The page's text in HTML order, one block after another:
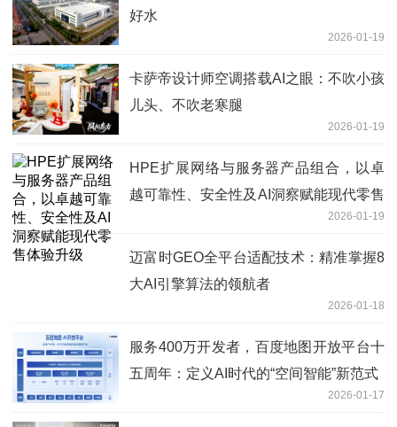
好水
2026-01-19
卡萨帝设计师空调搭载AI之眼：不吹小孩
儿头、不吹老寒腿
2026-01-19
HPE扩展网络与服务器产品组合，以卓
越可靠性、安全性及AI洞察赋能现代零售
2026-01-19
迈富时GEO全平台适配技术：精准掌握8
大AI引擎算法的领航者
2026-01-18
服务400万开发者，百度地图开放平台十
五周年：定义AI时代的“空间智能”新范式
2026-01-17